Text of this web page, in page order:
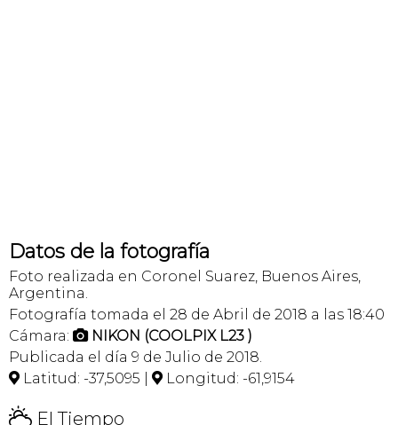
Datos de la fotografía
Foto realizada en Coronel Suarez, Buenos Aires,
Argentina.
Fotografía tomada el 28 de Abril de 2018 a las 18:40
Cámara:  NIKON (COOLPIX L23 )
Publicada el día 9 de Julio de 2018.
 Latitud: -37,5095 |  Longitud: -61,9154
H El Tiempo